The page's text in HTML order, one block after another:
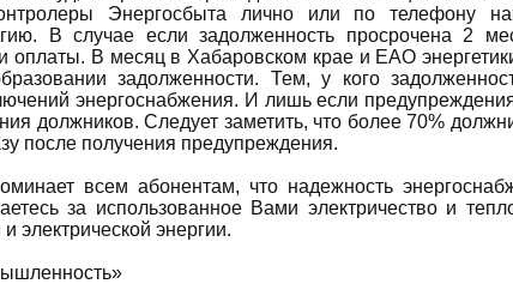
Энергосбыта лично или по телефону
В случае если задолженность просрочена 2
оплаты. В месяц в Хабаровском крае и ЕАО
задолженности. Тем, у кого
энергоснабжения. И лишь если
должников. Следует заметить, что более 70%
после получения предупреждения.
всем абонентам, что надежность
за использованное Вами электричество и
электрической энергии.